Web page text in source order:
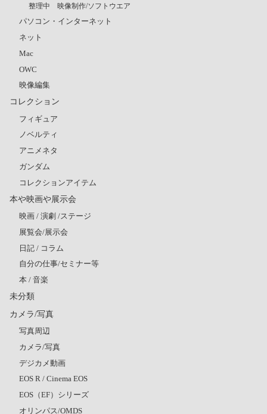
整理中 映像制作/ソフトウエア
パソコン・インターネット
ネット
Mac
OWC
映像編集
コレクション
フィギュア
ノベルティ
アニメネタ
ガンダム
コレクションアイテム
本や映画や展示会
映画 / 演劇 /ステージ
展覧会/展示会
日記 / コラム
自分の仕事/セミナー等
本 / 音楽
未分類
カメラ/写真
写真周辺
カメラ/写真
デジカメ動画
EOS R / Cinema EOS
EOS（EF）シリーズ
オリンパス/OMDS